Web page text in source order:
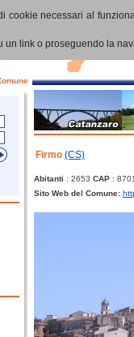
cookie necessari al
link o proseguendo la
Firmo (CS)
Abitanti : 2653 CAP :
Sito Web del Comune: